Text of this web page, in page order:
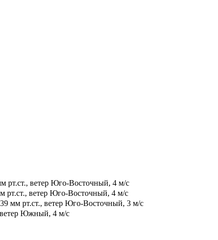
рт.ст., ветер Юго-Восточный, 4 м/с
рт.ст., ветер Юго-Восточный, 4 м/с
мм рт.ст., ветер Юго-Восточный, 3 м/с
ветер Южный, 4 м/с